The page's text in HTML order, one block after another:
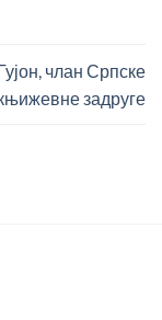
члан Српске
задруге